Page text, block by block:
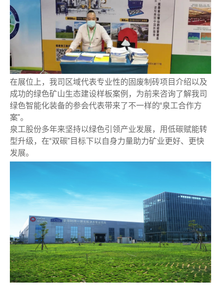
在展位上，我司区域代表专业性的固废制砖项目介绍以及
成功的绿色矿山生态建设样板案例，为前来咨询了解我司
绿色智能化装备的参会代表带来了不一样的“泉工合作方
案”。
泉工股份多年来坚持以绿色引领产业发展，用低碳赋能转
型升级，在“双碳”目标下以自身力量助力矿业更好、更快
发展。